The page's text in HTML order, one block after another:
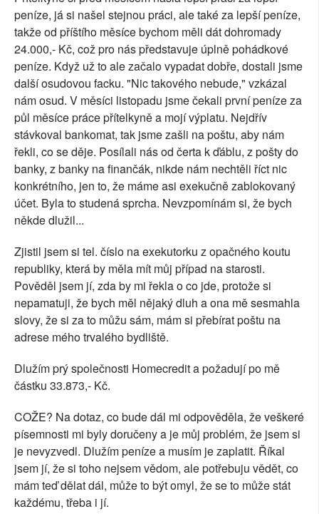
peníze, já si našel stejnou práci, ale také za lepší peníze,
takže od příštího měsíce bychom měli dát dohromady
24.000,- Kč, což pro nás představuje úplně pohádkové
peníze. Když už to ale začalo vypadat dobře, dostali jsme
další osudovou facku. "Nic takového nebude," vzkázal
nám osud. V měsíci listopadu jsme čekali první peníze za
půl měsíce práce přítelkyně a mojí výplatu. Nejdřív
stávkoval bankomat, tak jsme zašli na poštu, aby nám
řekli, co se děje. Posílali nás od čerta k ďáblu, z pošty do
banky, z banky na finančák, nikde nám nechtěli říct nic
konkrétního, jen to, že máme asi exekučně zablokovaný
účet. Byla to studená sprcha. Nevzpomínám si, že bych
někde dlužil...
Zjistil jsem si tel. číslo na exekutorku z opačného koutu
republiky, která by měla mít můj případ na starosti.
Pověděl jsem jí, zda by mi řekla o co jde, protože si
nepamatuji, že bych měl nějaký dluh a ona mě sesmahla
slovy, že si za to můžu sám, mám si přebírat poštu na
adrese mého trvalého bydliště.
Dlužím prý společnosti Homecredit a požadují po mě
částku 33.873,- Kč.
COŽE? Na dotaz, co bude dál mi odpověděla, že veškeré
písemnosti mi byly doručeny a je můj problém, že jsem si
je nevyzvedl. Dlužím peníze a musím je zaplatit. Říkal
jsem jí, že si toho nejsem vědom, ale potřebuju vědět, co
mám teď dělat dál, může to být omyl, že se to může stát
každému, třeba i jí.